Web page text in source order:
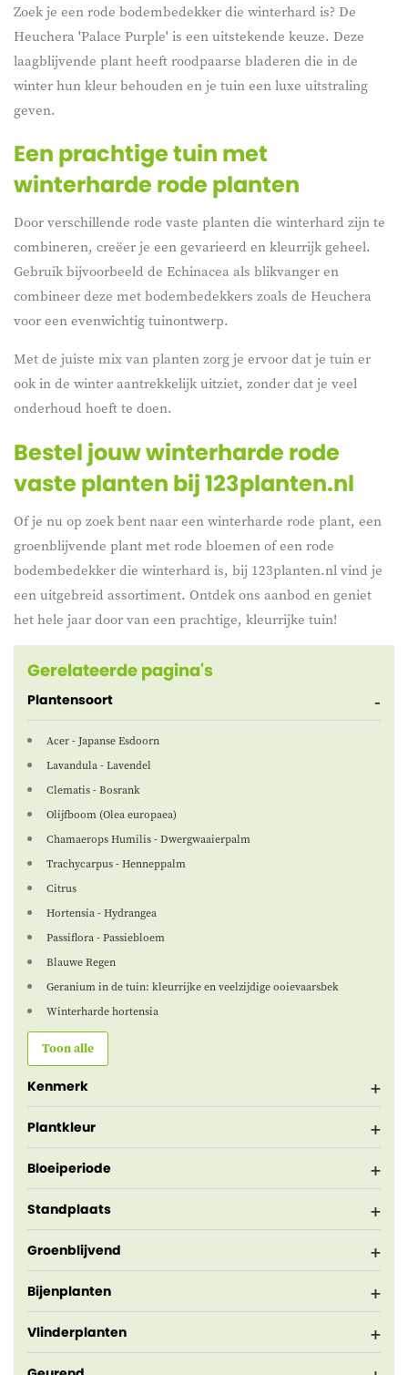
Zoek je een rode bodembedekker die winterhard is? De
Heuchera 'Palace Purple' is een uitstekende keuze. Deze
laagblijvende plant heeft roodpaarse bladeren die in de
winter hun kleur behouden en je tuin een luxe uitstraling
geven.
Een prachtige tuin met
winterharde rode planten
Door verschillende rode vaste planten die winterhard zijn te
combineren, creëer je een gevarieerd en kleurrijk geheel.
Gebruik bijvoorbeeld de Echinacea als blikvanger en
combineer deze met bodembedekkers zoals de Heuchera
voor een evenwichtig tuinontwerp.
Met de juiste mix van planten zorg je ervoor dat je tuin er
ook in de winter aantrekkelijk uitziet, zonder dat je veel
onderhoud hoeft te doen.
Bestel jouw winterharde rode
vaste planten bij 123planten.nl
Of je nu op zoek bent naar een winterharde rode plant, een
groenblijvende plant met rode bloemen of een rode
bodembedekker die winterhard is, bij 123planten.nl vind je
een uitgebreid assortiment. Ontdek ons aanbod en geniet
het hele jaar door van een prachtige, kleurrijke tuin!
Gerelateerde pagina's
Plantensoort
Acer - Japanse Esdoorn
Lavandula - Lavendel
Clematis - Bosrank
Olijfboom (Olea europaea)
Chamaerops Humilis - Dwergwaaierpalm
Trachycarpus - Henneppalm
Citrus
Hortensia - Hydrangea
Passiflora - Passiebloem
Blauwe Regen
Geranium in de tuin: kleurrijke en veelzijdige ooievaarsbek
Winterharde hortensia
Toon alle
Kenmerk
Plantkleur
Bloeiperiode
Standplaats
Groenblijvend
Bijenplanten
Vlinderplanten